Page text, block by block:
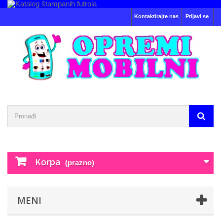
Prijavi se
Kontaktirajte nas
Korpa (prazno)
MENI